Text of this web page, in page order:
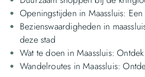
Openingstijden in Maassluis:
Bezienswaardigheden in
deze stad
Wat te doen in Maassluis:
Wandelroutes in Maassluis: